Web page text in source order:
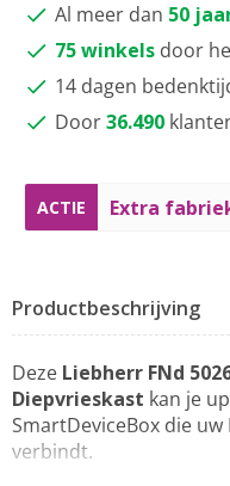
ACTIE Extra
Al meer dan 50
75 winkels door
14 dagen
Door36.490
Productbeschrijving
Deze Liebherr FNd
Diepvrieskast kan je
SmartDeviceBox die
verbindt.